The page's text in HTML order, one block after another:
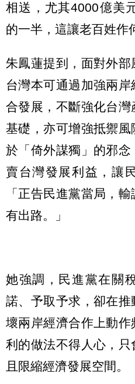
相送，尤其4000億美
的一半，這讓老百姓作
朱鳳蓮提到，面對外部
台灣本可通過加強兩
合發展，不斷強化台
基礎，亦可增強抵禦
於「倚外謀獨」的邪
賣台灣發展利益，讓
「正告民進黨當局，
有出路。」
她強調，民進黨在關
諾、予取予求，卻在
壞兩岸經濟合作上動
利的做法不得人心，
且限縮經濟發展空間。